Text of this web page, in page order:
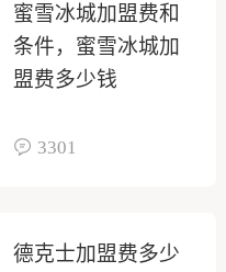
蜜雪冰城加盟费和
条件，蜜雪冰城加
盟费多少钱
3301
德克士加盟费多少